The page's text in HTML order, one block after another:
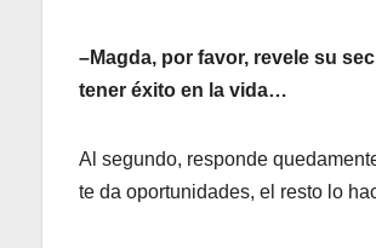
–Magda, por favor, revele su
tener éxito en la vida…
Al segundo, responde
te da oportunidades, el resto lo